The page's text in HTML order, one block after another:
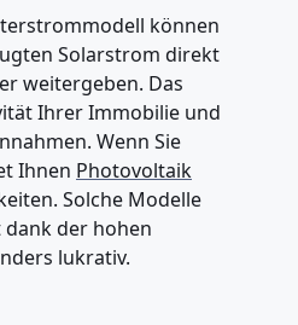
können
Solarstrom direkt
weitergeben. Das
Ihrer Immobilie und
Wenn Sie
Ihnen Photovoltaik
Solche Modelle
der hohen
lukrativ.